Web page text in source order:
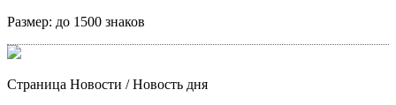
Размер: до 1500 знаков
Страница Новости / Новость дня